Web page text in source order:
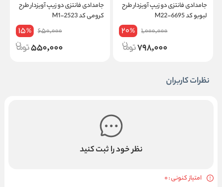
جامدادی فانتزی دو زیپ آویزدار طرح
لبوبو کد M22-6695
1,000,000
20%
798,000
جامدادی فانتزی دو زیپ آویزدار طرح
کرومی کد M1-2523
650,000
15%
550,000
نظرات کاربران
نظر خود را ثبت کنید
امتیاز کنونی : 0